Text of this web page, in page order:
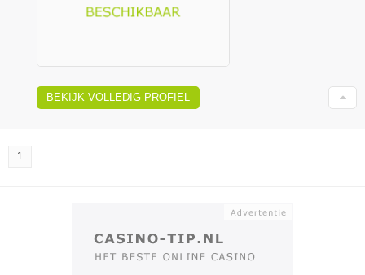
BEKIJK VOLLEDIG PROFIEL
1